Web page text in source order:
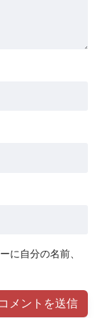
に自分の名前、